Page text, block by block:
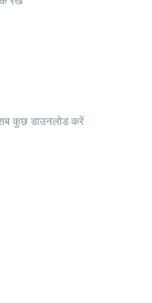
सब कुछ डाउनलोड करें